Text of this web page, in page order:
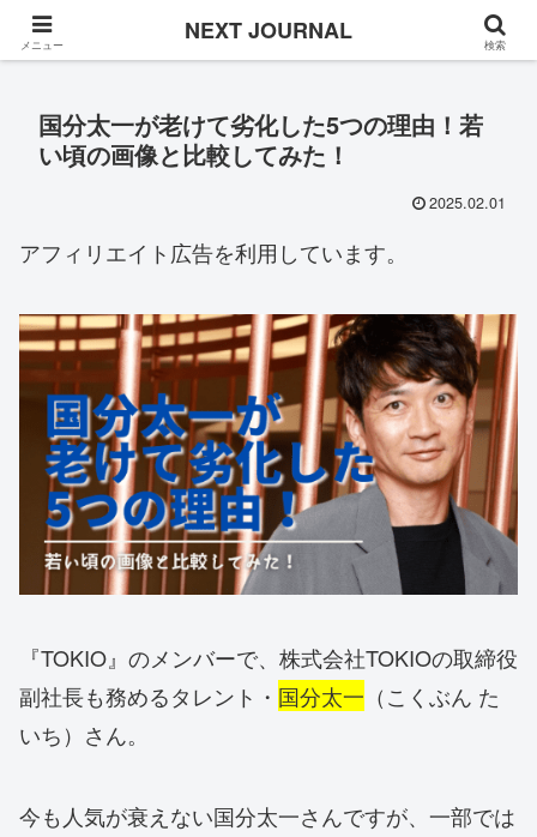
Once in a while
国分太一が老けて劣化した5つの理由！若
い頃の画像と比較してみた！
2025.02.01
アフィリエイト広告を利用しています。
『TOKIO』のメンバーで、株式会社TOKIOの取締役
副社長も務めるタレント・ 国分太一 （こくぶん た
いち）さん。
今も人気が衰えない国分太一さんですが、一部では
メニュー NEXT JOURNAL 検索